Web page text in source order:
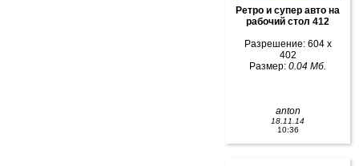
Ретро и супер авто на
рабочий стол 412
Разрешение: 604 x
402
Размер: 0.04 Мб.
anton
18.11.14
10:36